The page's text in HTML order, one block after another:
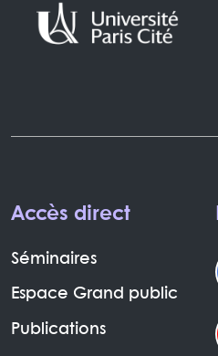
Accès direct
Séminaires
Espace Grand public
Publications